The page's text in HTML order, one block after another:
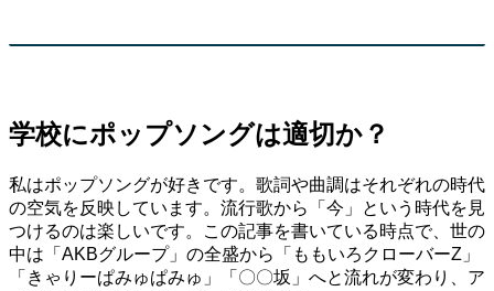
学校にポップソングは適切か？
私はポップソングが好きです。歌詞や曲調はそれぞれの時代
の空気を反映しています。流行歌から「今」という時代を見
つけるのは楽しいです。この記事を書いている時点で、世の
中は「AKBグループ」の全盛から「ももいろクローバーZ」
「きゃりーぱみゅぱみゅ」「〇〇坂」へと流れが変わり、ア